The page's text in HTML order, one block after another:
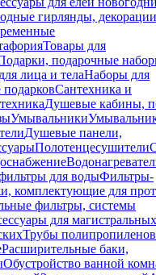
гирлянды, декорации
Товары для
подарочные
лица и телаНаборы для
Сантехника и
Душевые кабины,
Умывальники
Душевые панели,
Полотенцесушители
для водыФильтры-
комплектующие для
фильтры, системы
для
Трубы
Расширительные баки,
Обустройство ванной